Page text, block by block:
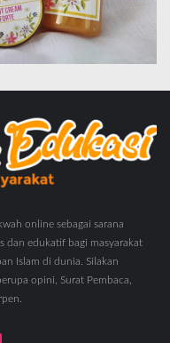
online sebagai sarana
dan edukatif bagi masyarakat
Islam di dunia. Silakan
opini, Surat Pembaca,